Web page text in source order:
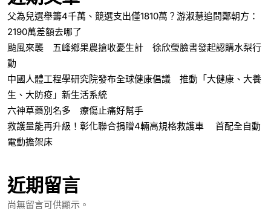
父為兒選舉籌4千萬、競選支出僅1810萬？游淑慧追問鄭朝方：
2190萬差額去哪了
颱風來襲 五峰鄉果農搶收憂生計 徐欣瑩臉書發起認購水梨行
動
中國人體工程學研究院發布全球健康倡議 推動「大健康、大養
生、大防疫」新生活系統
六神草藥別名多 療傷止痛好幫手
救護量能再升級！彰化聯合捐贈4輛高規格救護車 首配全自動
電動擔架床
近期留言
尚無留言可供顯示。